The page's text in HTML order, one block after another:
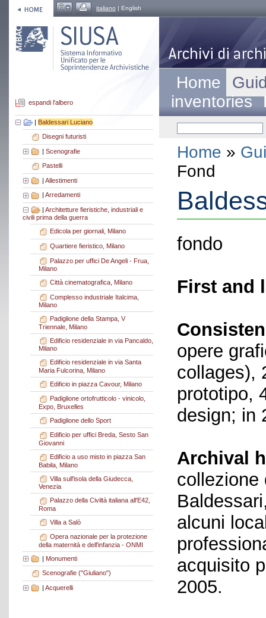
italiano | English
espandi l'albero
| Baldessari Luciano
Disegni futuristi
| Scenografie
Pastelli
| Allestimenti
Arredamenti
| Architetture fieristiche, industriali e
civili prima della guerra
Edicola per giornali, Milano
Quartiere fieristico, Milano
Palazzo per uffici De Angeli - Frua,
Milano
Città cinematografica, Milano
Complesso industriale Italcima,
Milano
Padiglione della Stampa, V
Triennale, Milano
Edificio residenziale in via Pancaldo,
Milano
Edificio residenziale in via Santa
Maria Fulcorina, Milano
Edificio in piazza Cavour, Milano
Padiglione ortofrutticolo - vinicolo,
Expo, Bruxelles
Padiglione dello Sport
Edificio per uffici Breda, Sesto San
Giovanni
Edificio a uso misto in piazza San
Babila, Milano
Villa sull'isola della Giudecca,
Venezia
Palazzo della Civiltà italiana all'E42,
Roma
Villa a Salò
Opera nazionale per la protezione
della maternità e dell'infanzia - ONMI
| Monumenti
Scenografie ("Giuliano")
| Acquerelli
Home
inventories
Home »
Fond
fondo
First and
opere
collages),
prototipo,
design; in
Archival
collezione
alcuni
acquisito
2005.